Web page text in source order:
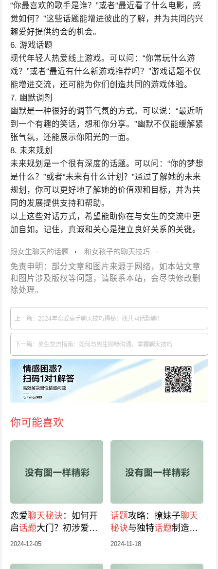
“你最喜欢的歌手是谁？”或者“最近看了什么电影，感
觉如何？”这些话题能增进彼此的了解，并为共同的兴
趣爱好提供约会的机会。
6. 游戏话题
现代年轻人热爱线上游戏。可以问：“你常玩什么游
戏？”或者“最近有什么新游戏推荐吗？”游戏话题不仅
能增进交流，还可能为你们创造共同的游戏体验。
7. 幽默调剂
幽默是一种很好的调节气氛的方式。可以说：“最近听
到一个有趣的笑话，想和你分享。”幽默不仅能缓解紧
张气氛，还能展示你阳光的一面。
8. 未来规划
未来规划是一个很有深度的话题。可以问：“你的梦想
是什么？”或者“未来有什么计划？”通过了解她的未来
规划，你可以更好地了解她的价值观和目标，并为共
同的发展提供支持和帮助。
以上这些对话方式，希望能助你在与女生的交流中更
加自如。记住，真诚和关心是建立良好关系的关键。
跟女生聊天的话题 和女孩子的聊天技巧
免责申明：部分文章和图片来源于网络，如本站文章
和图片涉及版权等问题，请联系本站，会尽快修改删
除处理。
上一篇：2024年恋爱高手聊天技巧揭秘：找共同话题聊！
下一篇：男生交流指南：如何与男生顺畅沟通，掌握聊天技巧
你可能喜欢
恋爱聊天秘诀 ：如何开
启话题大门？初涉爱
河，轻松找
2024-12-05
话题攻略：撩妹子聊天
秘诀与独特话题制造机
对话2024版
2024-11-18